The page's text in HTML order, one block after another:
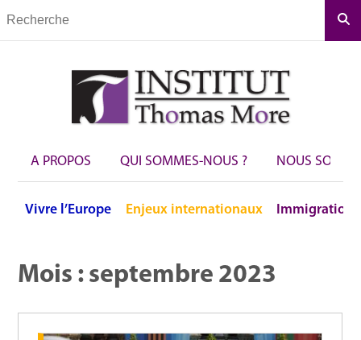
A PROPOS QUI SOMMES-NOUS ? NOUS
Vivre l’Europe Enjeux internationaux Immigration
Mois : septembre 2023